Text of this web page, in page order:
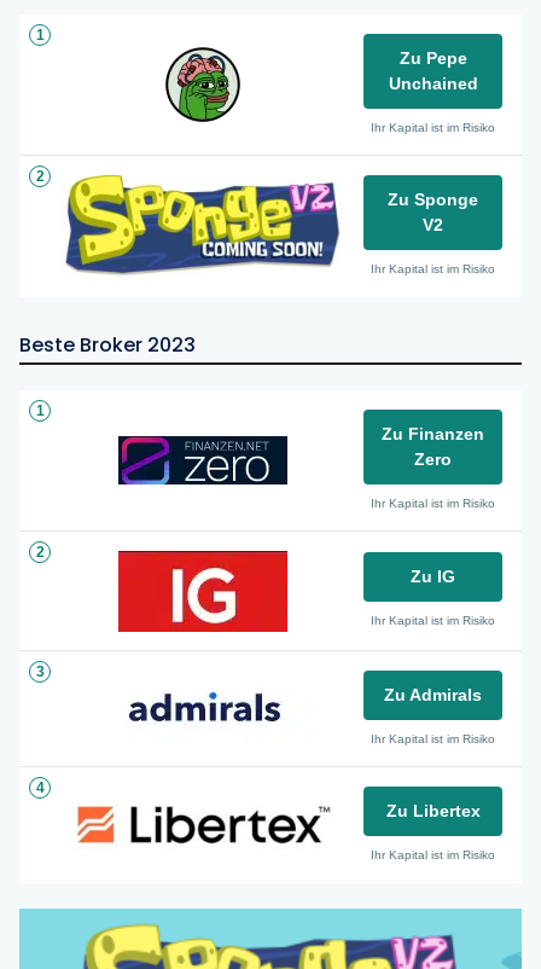
1
Zu Pepe
Unchained
Ihr Kapital ist im Risiko
2
Zu Sponge
V2
Ihr Kapital ist im Risiko
Beste Broker 2023
1
Zu Finanzen
Zero
Ihr Kapital ist im Risiko
2
Zu IG
Ihr Kapital ist im Risiko
3
Zu Admirals
Ihr Kapital ist im Risiko
4
Zu Libertex
Ihr Kapital ist im Risiko